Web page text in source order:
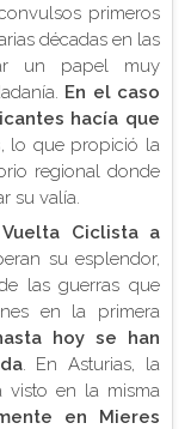
primeros
décadas en las
un papel muy
En el caso
hacía que
, lo que propició la
regional donde
su valía.
Vuelta Ciclista a
su esplendor,
las guerras que
en la primera
hoy se han
. En Asturias, la
visto en la misma
en Mieres